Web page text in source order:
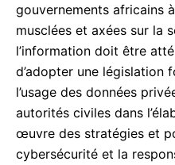
gouvernements africains
musclées et axées sur la
l’information doit être
d’adopter une législation
l’usage des données
autorités civiles dans
œuvre des stratégies et
cybersécurité et la